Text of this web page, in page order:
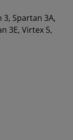
Spartan 3A,
3E, Virtex 5,